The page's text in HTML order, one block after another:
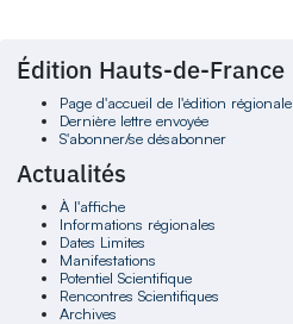
Édition Hauts-de-France
Page d'accueil de l'édition régionale
Dernière lettre envoyée
S'abonner/se désabonner
Actualités
À l'affiche
Informations régionales
Dates Limites
Manifestations
Potentiel Scientifique
Rencontres Scientifiques
Archives